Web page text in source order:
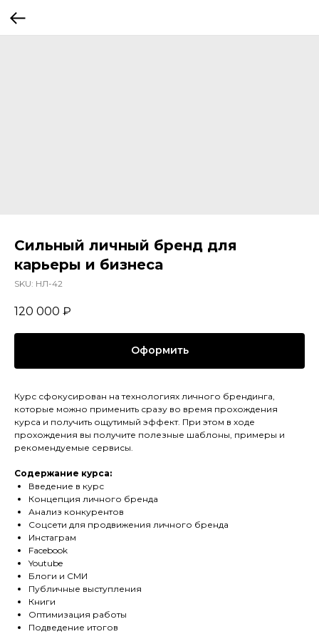
Сильный личный бренд для
карьеры и бизнеса
SKU: НЛ-42
120 000 ₽
Оформить
Курс сфокусирован на технологиях личного брендинга,
которые можно применить сразу во время прохождения
курса и получить ощутимый эффект. При этом в ходе
прохождения вы получите полезные шаблоны, примеры и
рекомендуемые сервисы.
Содержание курса:
Введение в курс
Концепция личного бренда
Анализ конкурентов
Соцсети для продвижения личного бренда
Инстаграм
Facebook
Youtube
Блоги и СМИ
Публичные выступления
Книги
Оптимизация работы
Подведение итогов